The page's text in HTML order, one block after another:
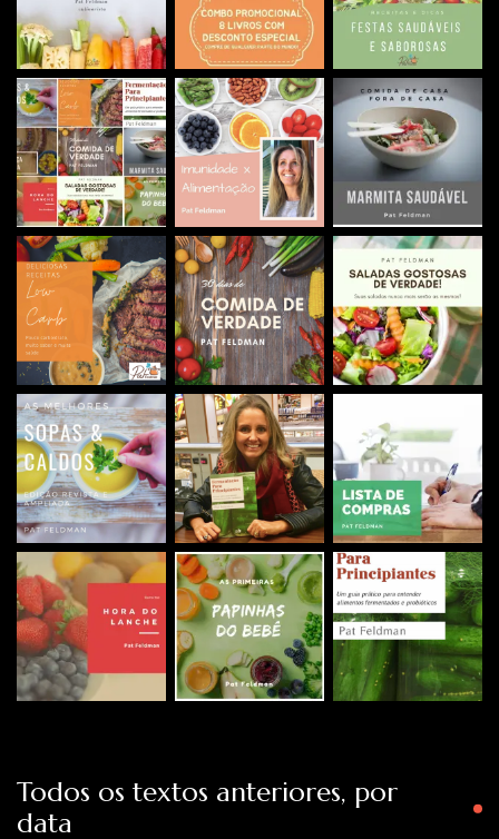
Todos os textos anteriores, por
data